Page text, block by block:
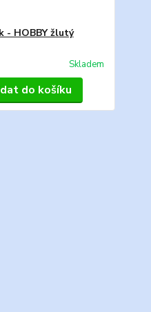
- HOBBY žlutý
Skladem
do košíku